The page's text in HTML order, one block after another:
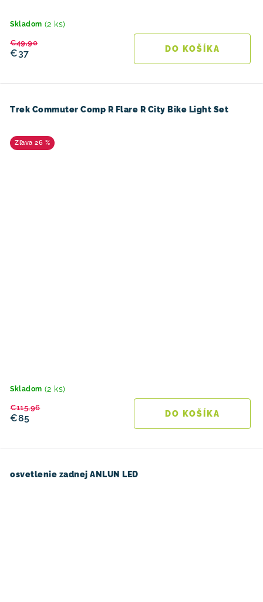
Skladom (2 ks)
€37
€49,90
DO KOŠÍKA
Trek Commuter Comp R Flare R City Bike Light Set
26 %
Skladom (2 ks)
€85
€115,96
DO KOŠÍKA
osvetlenie zadnej ANLUN LED